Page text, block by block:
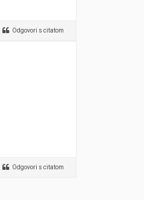
Odgovori s citatom
Odgovori s citatom